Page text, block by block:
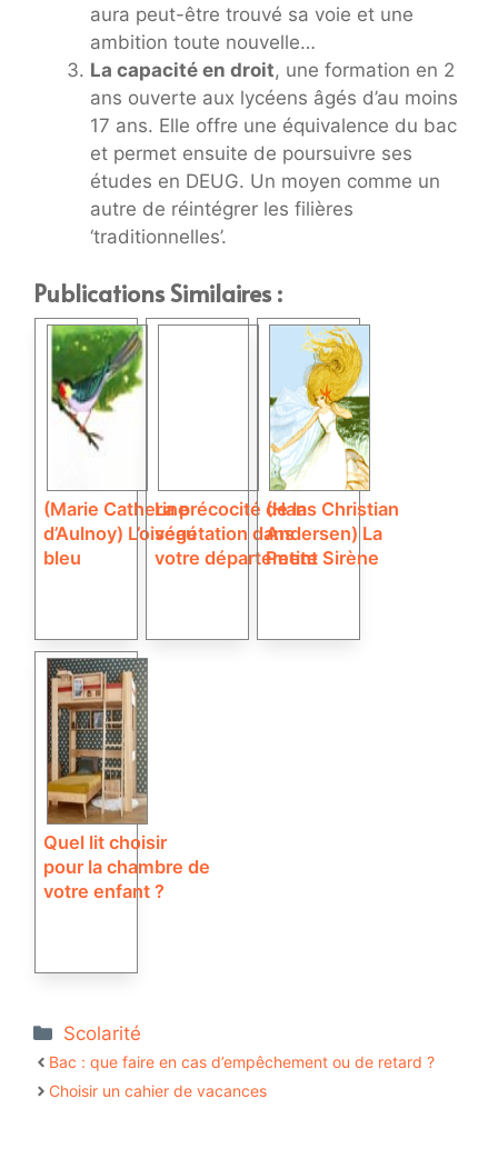
aura peut-être trouvé sa voie et une
ambition toute nouvelle…
La capacité en droit, une formation en 2
ans ouverte aux lycéens âgés d’au moins
17 ans. Elle offre une équivalence du bac
et permet ensuite de poursuivre ses
études en DEUG. Un moyen comme un
autre de réintégrer les filières
‘traditionnelles’.
Publications Similaires :
(Marie Catherine
d’Aulnoy) L’oiseau
bleu
La précocité de la
végétation dans
votre département
(Hans Christian
Andersen) La
Petite Sirène
Quel lit choisir
pour la chambre de
votre enfant ?
Catégories
Scolarité
Bac : que faire en cas d’empêchement ou de retard ?
Choisir un cahier de vacances